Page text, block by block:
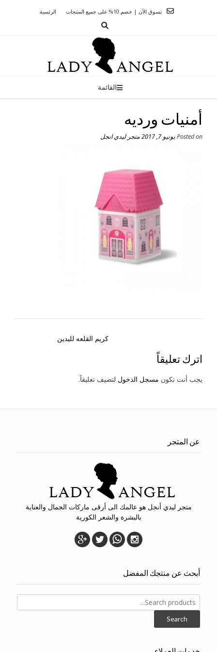
الرئسية تسوق الآن | خصم 10% على جميع المنتجات
القائمة
أمنيات ورديه
Posted onيونيو 7, 2017 متجر ليدي انجل
كريم القلعه لليدين
اترك تعليقاً
يجب أنت تكون مسجل الدخول لتضيف تعليقاً.
عن المتجر
متجر ليدي أنجل هو عالمك الى أرقى ماركات الجمال والعناية
بالبشرة والشعر الكورية
أبحث عن منتجك المفضل
Search
for:
Search